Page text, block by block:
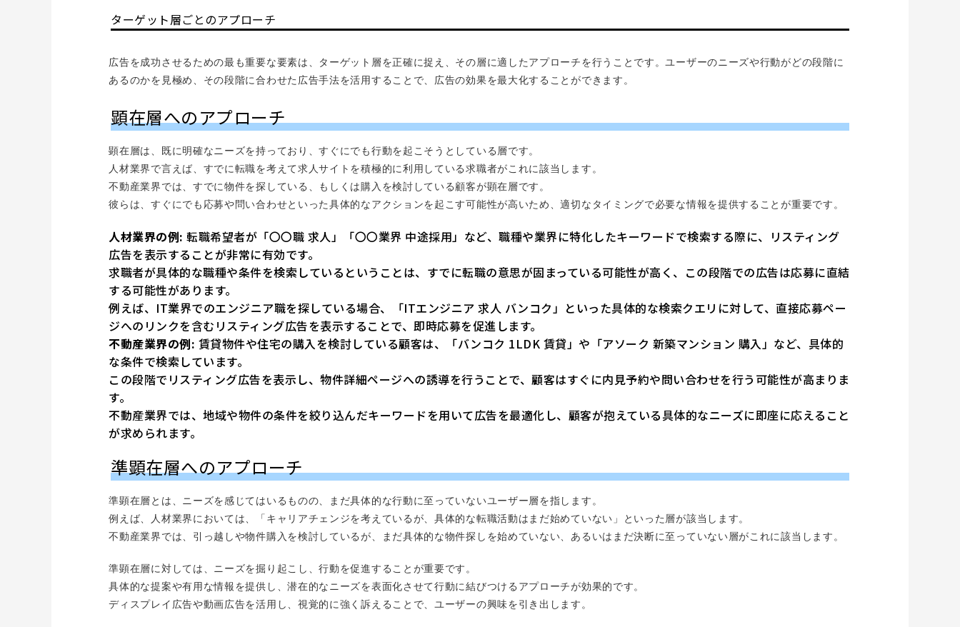
ターゲット層ごとのアプローチ
広告を成功させるための最も重要な要素は、ターゲット層を正確に捉え、その層に適したアプローチを行うことです。ユーザーのニーズや行動がどの段階に
あるのかを見極め、その段階に合わせた広告手法を活用することで、広告の効果を最大化することができます。
顕在層へのアプローチ
顕在層は、既に明確なニーズを持っており、すぐにでも行動を起こそうとしている層です。
人材業界で言えば、すでに転職を考えて求人サイトを積極的に利用している求職者がこれに該当します。
不動産業界では、すでに物件を探している、もしくは購入を検討している顧客が顕在層です。
彼らは、すぐにでも応募や問い合わせといった具体的なアクションを起こす可能性が高いため、適切なタイミングで必要な情報を提供することが重要です。
人材業界の例: 転職希望者が「〇〇職 求人」「〇〇業界 中途採用」など、職種や業界に特化したキーワードで検索する際に、リスティング
広告を表示することが非常に有効です。
求職者が具体的な職種や条件を検索しているということは、すでに転職の意思が固まっている可能性が高く、この段階での広告は応募に直結
する可能性があります。
例えば、IT業界でのエンジニア職を探している場合、「ITエンジニア 求人 バンコク」といった具体的な検索クエリに対して、直接応募ペー
ジへのリンクを含むリスティング広告を表示することで、即時応募を促進します。
不動産業界の例: 賃貸物件や住宅の購入を検討している顧客は、「バンコク 1LDK 賃貸」や「アソーク 新築マンション 購入」など、具体的
な条件で検索しています。
この段階でリスティング広告を表示し、物件詳細ページへの誘導を行うことで、顧客はすぐに内見予約や問い合わせを行う可能性が高まりま
す。
不動産業界では、地域や物件の条件を絞り込んだキーワードを用いて広告を最適化し、顧客が抱えている具体的なニーズに即座に応えること
が求められます。
準顕在層へのアプローチ
準顕在層とは、ニーズを感じてはいるものの、まだ具体的な行動に至っていないユーザー層を指します。
例えば、人材業界においては、「キャリアチェンジを考えているが、具体的な転職活動はまだ始めていない」といった層が該当します。
不動産業界では、引っ越しや物件購入を検討しているが、まだ具体的な物件探しを始めていない、あるいはまだ決断に至っていない層がこれに該当します。
準顕在層に対しては、ニーズを掘り起こし、行動を促進することが重要です。
具体的な提案や有用な情報を提供し、潜在的なニーズを表面化させて行動に結びつけるアプローチが効果的です。
ディスプレイ広告や動画広告を活用し、視覚的に強く訴えることで、ユーザーの興味を引き出します。